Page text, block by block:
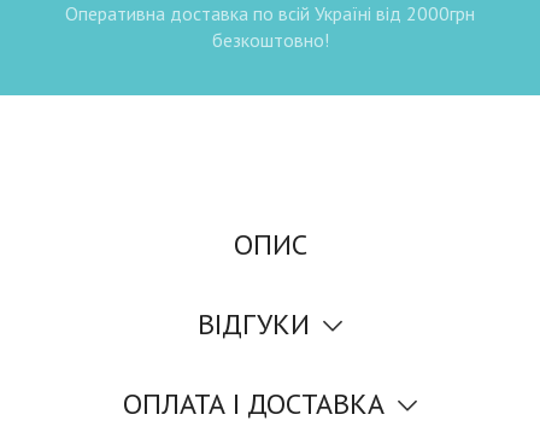
Оперативна доставка по всій Україні від 2000грн
безкоштовно!
ОПИС
ВІДГУКИ
ОПЛАТА І ДОСТАВКА